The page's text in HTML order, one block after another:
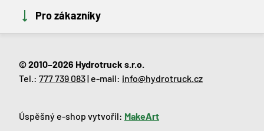
Pro zákazníky
© 2010–2026 Hydrotruck s.r.o.
Tel.: 777 739 083| e-mail: info@hydrotruck.cz
Úspěšný e-shop vytvořil: MakeArt